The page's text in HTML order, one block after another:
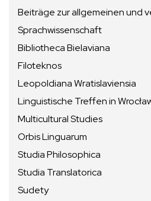
Beiträge zur allgemeinen und
Sprachwissenschaft
Bibliotheca Bielaviana
Filoteknos
Leopoldiana Wratislaviensia
Linguistische Treffen in
Multicultural Studies
Orbis Linguarum
Studia Philosophica
Studia Translatorica
Sudety